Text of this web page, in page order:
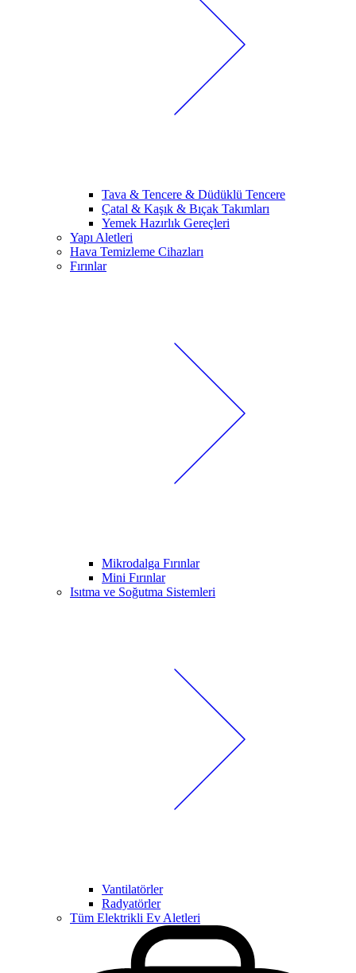
Tava & Tencere & Düdüklü Tencere
Çatal & Kaşık & Bıçak Takımları
Yemek Hazırlık Gereçleri
Yapı Aletleri
Hava Temizleme Cihazları
Fırınlar
Mikrodalga Fırınlar
Mini Fırınlar
Isıtma ve Soğutma Sistemleri
Vantilatörler
Radyatörler
Tüm Elektrikli Ev Aletleri